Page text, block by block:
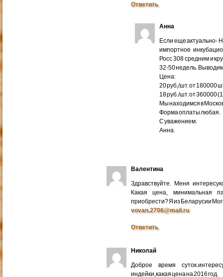
Ответить
Анна
Если еще актуально-
импортное
Росс 308 средним и
32-50 недель.
Цена:
20 руб,/шт. от 180000
18 руб./шт. от 360000
Мы находимся в
Форма оплаты любая.
С уважением.
Анна.
Валентина
Здравствуйте. Меня
Какая цена, минимальная
приобрести? Я из Беларусии
vovan.2706@mail.ru
Ответить
Николай
Доброе время
индейки,какая цена на 2016 год.